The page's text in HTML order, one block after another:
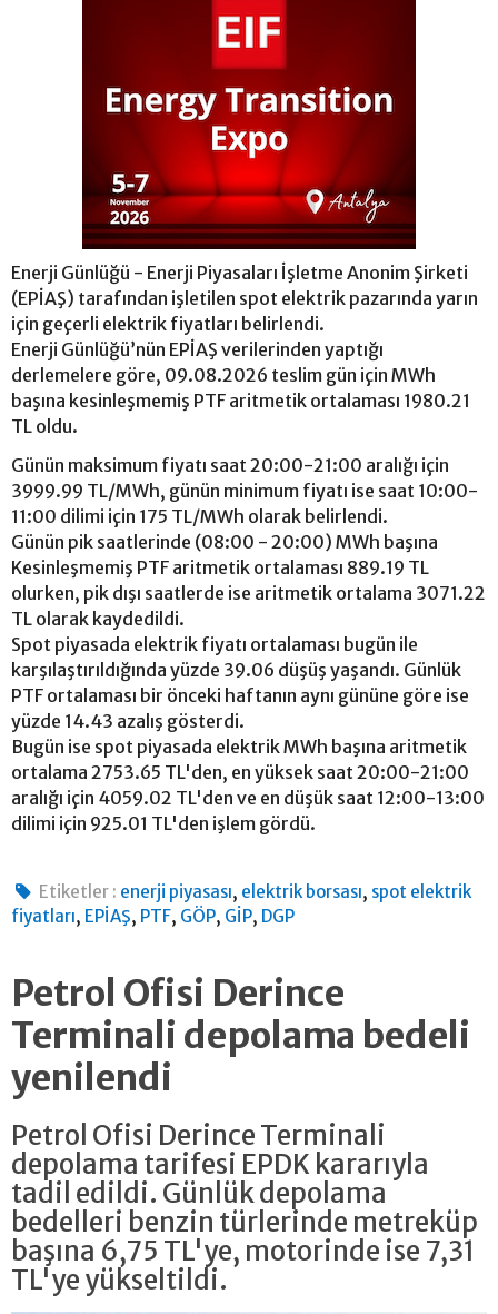
Enerji Günlüğü - Enerji Piyasaları İşletme Anonim Şirketi
(EPİAŞ) tarafından işletilen spot elektrik pazarında yarın
için geçerli elektrik fiyatları belirlendi.
Enerji Günlüğü’nün EPİAŞ verilerinden yaptığı
derlemelere göre, 09.08.2026 teslim gün için MWh
başına kesinleşmemiş PTF aritmetik ortalaması 1980.21
TL oldu.
Günün maksimum fiyatı saat 20:00-21:00 aralığı için
3999.99 TL/MWh, günün minimum fiyatı ise saat 10:00-
11:00 dilimi için 175 TL/MWh olarak belirlendi.
Günün pik saatlerinde (08:00 - 20:00) MWh başına
Kesinleşmemiş PTF aritmetik ortalaması 889.19 TL
olurken, pik dışı saatlerde ise aritmetik ortalama 3071.22
TL olarak kaydedildi.
Spot piyasada elektrik fiyatı ortalaması bugün ile
karşılaştırıldığında yüzde 39.06 düşüş yaşandı. Günlük
PTF ortalaması bir önceki haftanın aynı gününe göre ise
yüzde 14.43 azalış gösterdi.
Bugün ise spot piyasada elektrik MWh başına aritmetik
ortalama 2753.65 TL'den, en yüksek saat 20:00-21:00
aralığı için 4059.02 TL'den ve en düşük saat 12:00-13:00
dilimi için 925.01 TL'den işlem gördü.
Etiketler : enerji piyasası, elektrik borsası, spot elektrik
fiyatları, EPİAŞ, PTF, GÖP, GİP, DGP
Petrol Ofisi Derince
Terminali depolama bedeli
yenilendi
Petrol Ofisi Derince Terminali
depolama tarifesi EPDK kararıyla
tadil edildi. Günlük depolama
bedelleri benzin türlerinde metreküp
başına 6,75 TL'ye, motorinde ise 7,31
TL'ye yükseltildi.